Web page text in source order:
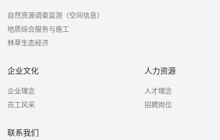
自然资源调查监测（空间信息）
地质综合服务与施工
林草生态经济
企业文化
企业理念
员工风采
人力资源
人才理念
招聘岗位
联系我们